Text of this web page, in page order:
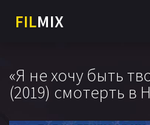
FILMIX
«Я не хочу быть
(2019) смотерть в